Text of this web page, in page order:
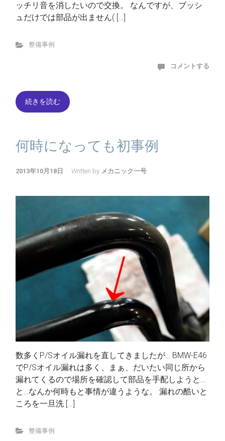
ッチリ音を消したいので交換。 なんですが、ブッシ
ュだけでは部品が出ません( […]
整備事例
コメントする
続きを読む
何時になっても初事例
2013年10月18日 Written by メカニック一号
数多くP/Sオイル漏れを直してきましたが… BMW-E46
でP/Sオイル漏れは多く、まぁ、だいたい同じ所から
漏れてくるので場所を確認して部品を手配しようと…
と…なんか何時もと事情が違うような。 漏れの酷いと
ころを一旦洗 […]
整備事例